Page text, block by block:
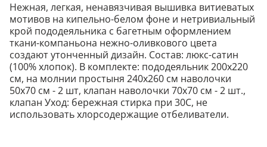
Нежная, легкая, ненавязчивая вышивка витиеватых
мотивов на кипельно-белом фоне и нетривиальный
крой пододеяльника с багетным оформлением
ткани-компаньона нежно-оливкового цвета
создают утонченный дизайн. Состав: люкс-сатин
(100% хлопок). В комплекте: пододеяльник 200х220
см, на молнии простыня 240х260 см наволочки
50х70 см - 2 шт, клапан наволочки 70х70 см - 2 шт.,
клапан Уход: бережная стирка при 30С, не
использовать хлорсодержащие отбеливатели.